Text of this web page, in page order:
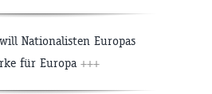
Nationalisten Europas
für Europa +++